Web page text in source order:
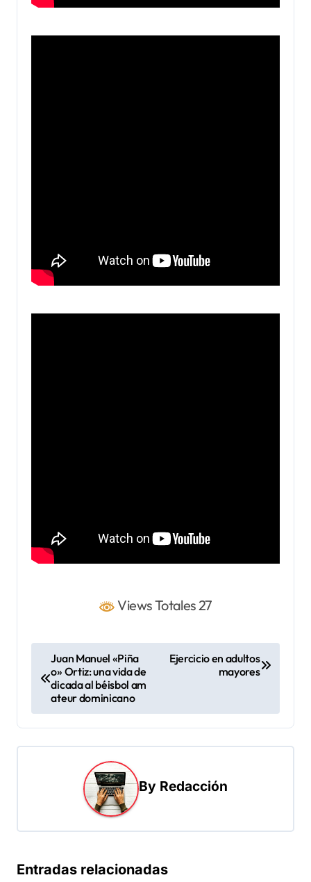
Views Totales 27
e
g
ó
n
Juan Manuel «Piña
o» Ortiz: una vida de
dicada al béisbol am
ateur dominicano
Ejercicio en adultos
mayores
By Redacción
Entradas relacionadas